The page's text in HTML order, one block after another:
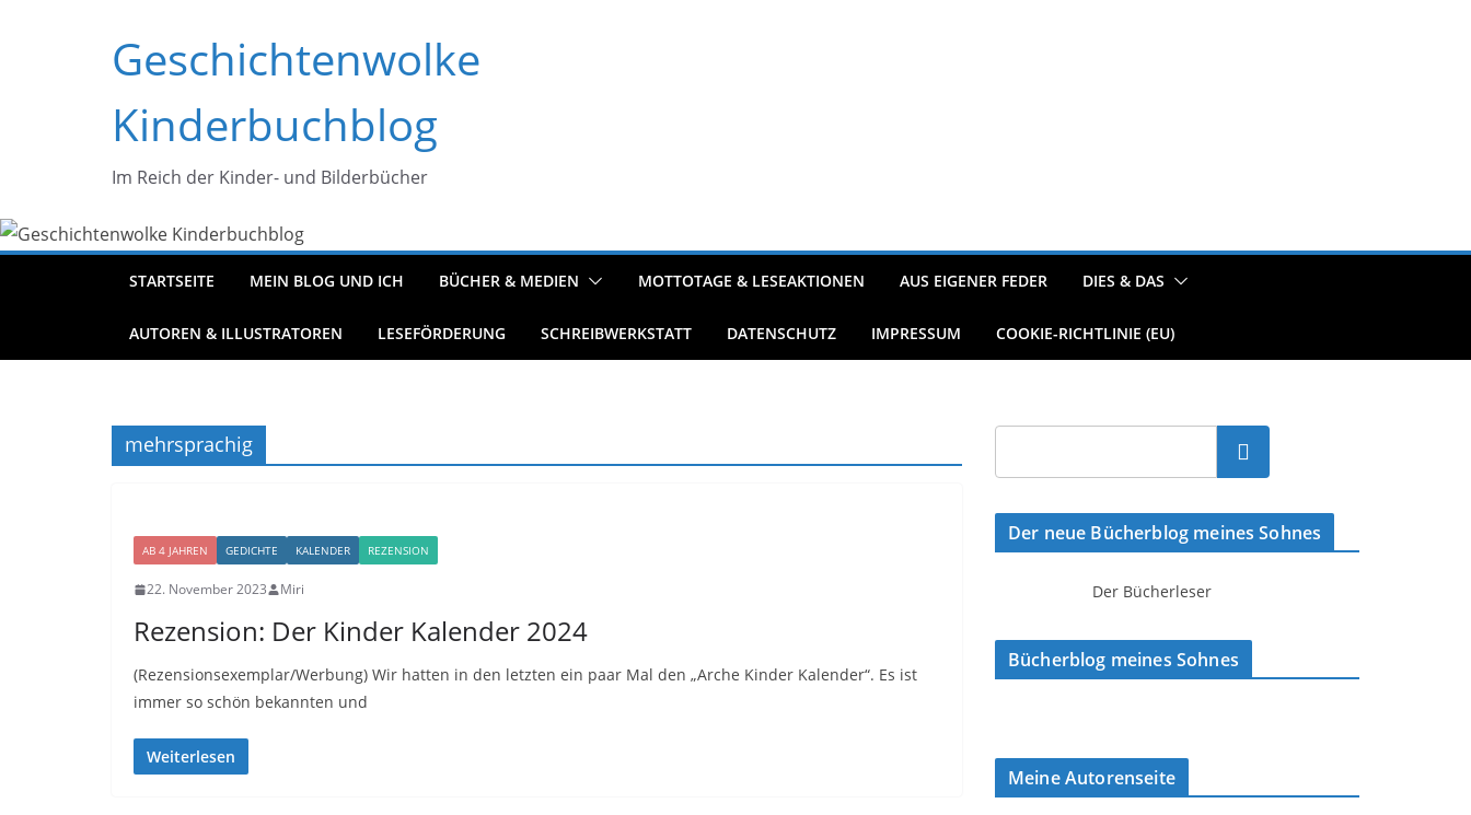
Geschichtenwolke
Kinderbuchblog
Im Reich der Kinder- und Bilderbücher
STARTSEITE MEIN BLOG UND ICH BÜCHER & MEDIEN MOTTOTAGE & LESEAKTIONEN AUS EIGENER FEDER DIES & DAS
AUTOREN & ILLUSTRATOREN LESEFÖRDERUNG SCHREIBWERKSTATT DATENSCHUTZ IMPRESSUM COOKIE-RICHTLINIE (EU)
mehrsprachig
AB 4 JAHREN GEDICHTE KALENDER REZENSION
22. November 2023 Miri
Rezension: Der Kinder Kalender 2024
(Rezensionsexemplar/Werbung) Wir hatten in den letzten ein paar Mal den „Arche Kinder Kalender“. Es ist
immer so schön bekannten und
Weiterlesen
Suchen
Der neue Bücherblog meines Sohnes
Der Bücherleser
Bücherblog meines Sohnes
Meine Autorenseite